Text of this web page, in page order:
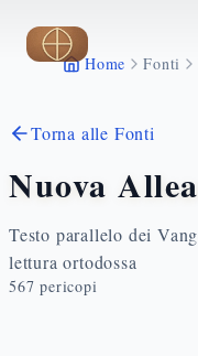
Vai al contenuto
Home Fonti
Torna alle Fonti
Nuova
Testo parallelo dei
lettura ortodossa
567 pericopi